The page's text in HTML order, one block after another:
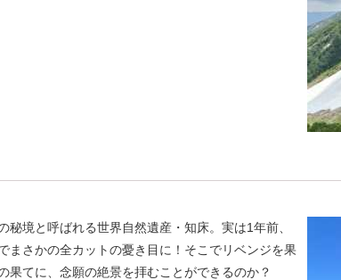
秘境と呼ばれる世界自然遺産・知床。実は1年前、
まさかの全カットの憂き目に！そこでリベンジを果
てに、念願の絶景を拝むことができるのか？